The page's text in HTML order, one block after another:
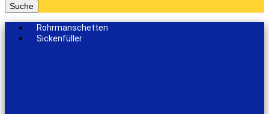
Suche
Rohrmanschetten
Sickenfüller